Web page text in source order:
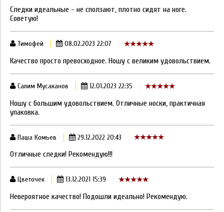
Следки идеальные - не сползают, плотно сидят на ноге.
Советую!
Тимофей 08.02.2023 22:07
Качество просто превосходное. Ношу с великим удовольствием.
Салим Мусаканов 12.01.2023 22:35
Ношу с большим удовольствием. Отличные носки, практичная
упаковка.
Паша Комьев 29.12.2022 20:43
Отличные следки! Рекомендую!!!
Цветочек 13.12.2021 15:39
Невероятное качество! Подошли идеально! Рекомендую.